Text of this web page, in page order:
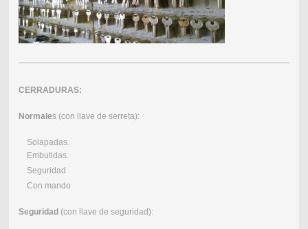
CERRADURAS:
Normales (con llave de serreta):
Solapadas.
Embutidas.
Seguridad
Con mando
Seguridad(con llave de seguridad):